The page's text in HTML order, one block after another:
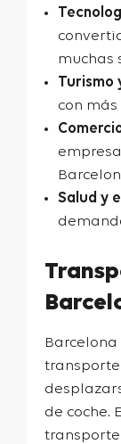
muchas
Turismo
con
Salud y
de coche.
transporte